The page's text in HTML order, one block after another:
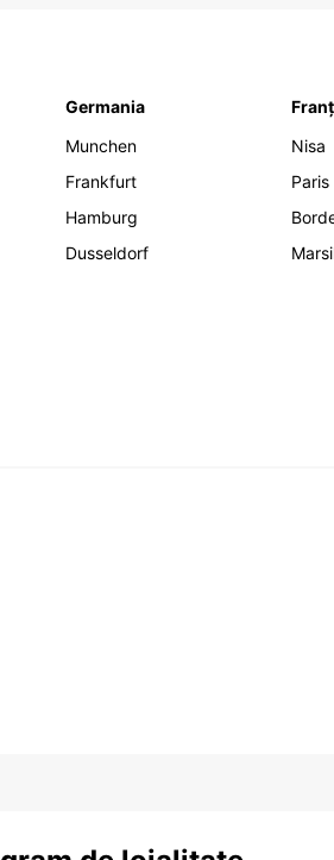
Germania
Munchen
Frankfurt
Hamburg
Dusseldorf
Nisa
Paris